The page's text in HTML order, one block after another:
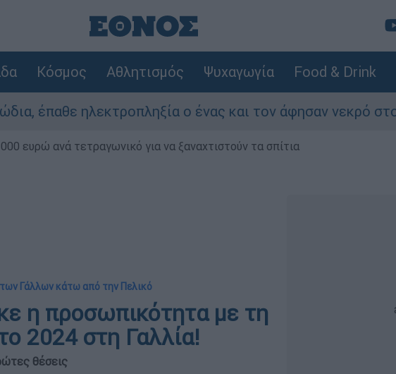
Κόσμος Αθλητισμός Ψυχαγωγία Food & Drink
ο ένας και τον άφησαν νεκρό στο σημείο
ευρώ ανά τετραγωνικό για να ξαναχτιστούν τα σπίτια
Γάλλων κάτω από την Πελικό
η προσωπικότητα με τη
2024 στη Γαλλία!
θέσεις